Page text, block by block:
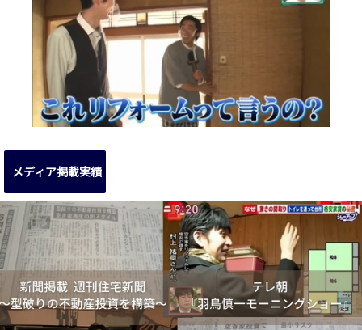
メディア掲載実績